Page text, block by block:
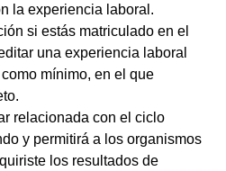
la experiencia laboral.
si estás matriculado en el
una experiencia laboral
mínimo, en el que
relacionada con el ciclo
y permitirá a los organismos
los resultados de